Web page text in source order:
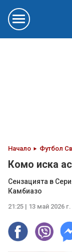
Начало Футбол
Комо иска
Сензацията в
Камбиазо
21:25 | 13 май 2026 г.